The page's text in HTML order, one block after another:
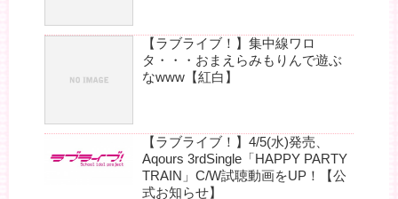
【ラブライブ！】集中線ワロ
タ・・・おまえらみもりんで遊ぶ
なwww【紅白】
【ラブライブ！】4/5(水)発売、
Aqours 3rdSingle「HAPPY PARTY
TRAIN」C/W試聴動画をUP！【公
式お知らせ】